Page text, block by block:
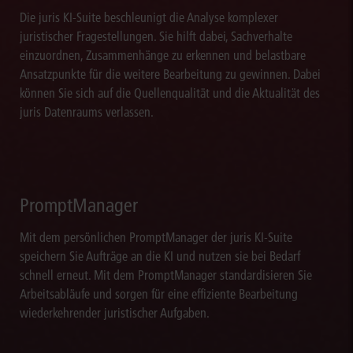
Die juris KI-Suite beschleunigt die Analyse komplexer
juristischer Fragestellungen. Sie hilft dabei, Sachverhalte
einzuordnen, Zusammenhänge zu erkennen und belastbare
Ansatzpunkte für die weitere Bearbeitung zu gewinnen. Dabei
können Sie sich auf die Quellenqualität und die Aktualität des
juris Datenraums verlassen.
PromptManager
Mit dem persönlichen PromptManager der juris KI-Suite
speichern Sie Aufträge an die KI und nutzen sie bei Bedarf
schnell erneut. Mit dem PromptManager standardisieren Sie
Arbeitsabläufe und sorgen für eine effiziente Bearbeitung
wiederkehrender juristischer Aufgaben.